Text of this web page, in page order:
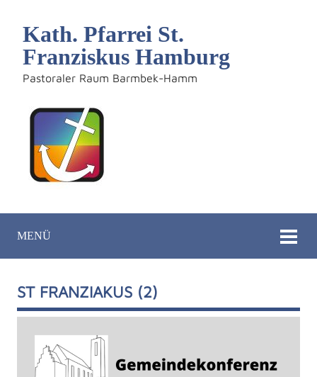
Kath. Pfarrei St.
Franziskus Hamburg
Pastoraler Raum Barmbek-Hamm
MENÜ
ST FRANZIAKUS (2)